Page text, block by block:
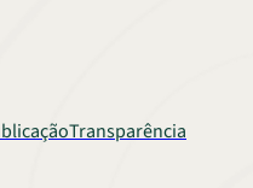
Transparência